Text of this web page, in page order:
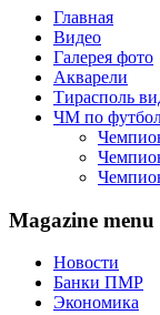
Главная
Видео
Галерея фото
Акварели
Тирасполь
ЧМ по
Magazine menu
Новости
Банки ПМР
Экономика